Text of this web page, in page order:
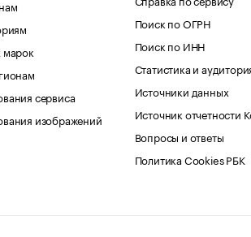
марок
сервиса
изображений
Поиск по ОГРН
Поиск по ИНН
Статистика и
Источники данных
Источник отчетности
Вопросы и ответы
Политика Cookies РБК